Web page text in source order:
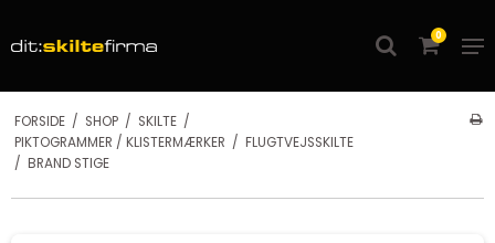
0
FORSIDE / SHOP / SKILTE /
PIKTOGRAMMER / KLISTERMÆRKER / FLUGTVEJSSKILTE
/ BRAND STIGE